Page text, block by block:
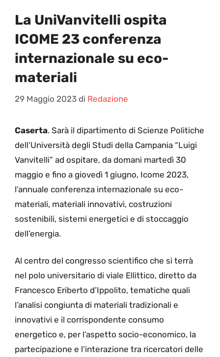
La UniVanvitelli ospita
ICOME 23 conferenza
internazionale su eco-
materiali
29 Maggio 2023 di Redazione
Caserta. Sarà il dipartimento di Scienze Politiche
dell’Università degli Studi della Campania “Luigi
Vanvitelli” ad ospitare, da domani martedì 30
maggio e fino a giovedì 1 giugno, Icome 2023,
l’annuale conferenza internazionale su eco-
materiali, materiali innovativi, costruzioni
sostenibili, sistemi energetici e di stoccaggio
dell’energia.
Al centro del congresso scientifico che si terrà
nel polo universitario di viale Ellittico, diretto da
Francesco Eriberto d’Ippolito, tematiche quali
l’analisi congiunta di materiali tradizionali e
innovativi e il corrispondente consumo
energetico e, per l’aspetto socio-economico, la
partecipazione e l’interazione tra ricercatori delle